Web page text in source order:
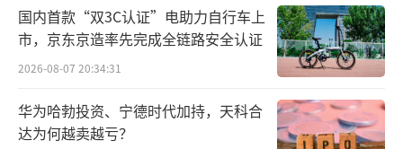
事实上，不只是华海诚科，华天科技正在
系统性地从半导体产业链参股标的中撤退，节
奏紧凑、规模可观。
具体来看，2024年至2025年期间，华天科
国内首款“双3C认证”电助力自行车上
市，京东京造率先完成全链路安全认证
2026-08-07 20:34:31
华为哈勃投资、宁德时代加持，天科合
达为何越卖越亏？